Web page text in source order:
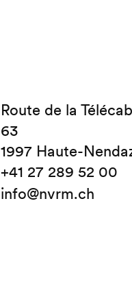
Route de la
63
1997 Haute-
+41 27 289 52 00
info@nvrm.ch